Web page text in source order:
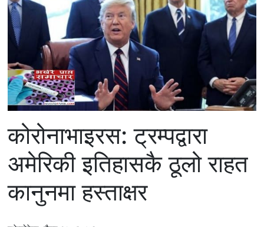
कोरोनाभाइरस: ट्रम्पद्वारा
अमेरिकी इतिहासकै ठूलो राहत
कानुनमा हस्ताक्षर